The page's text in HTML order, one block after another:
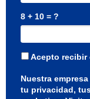
8 + 10 = ?
Acepto recibir
Nuestra
tu privacidad,